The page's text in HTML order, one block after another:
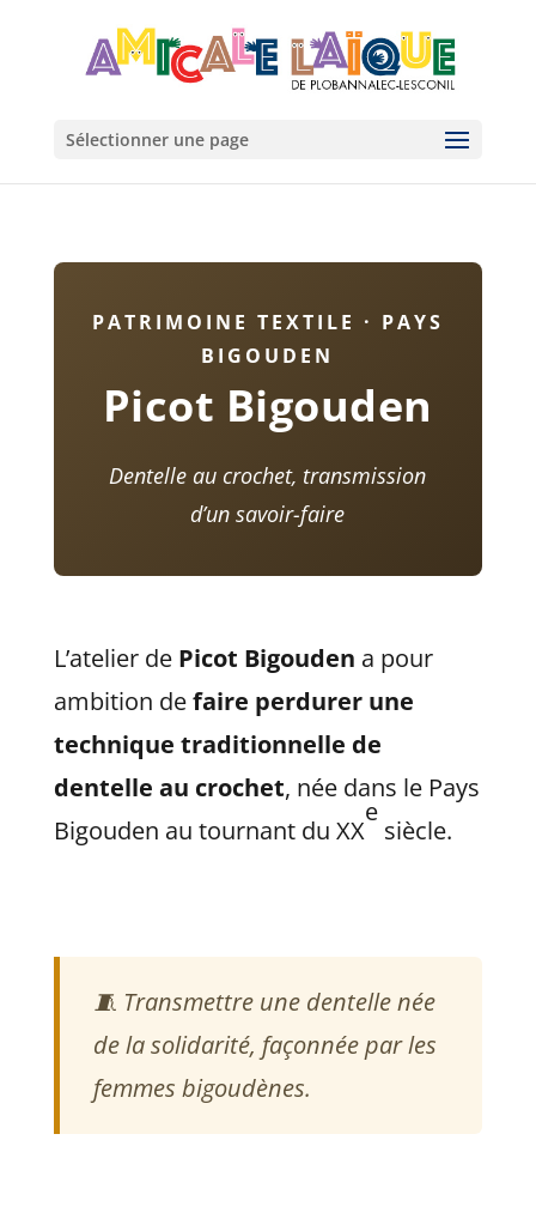
Sélectionner une page
PATRIMOINE TEXTILE · PAYS
BIGOUDEN
Picot Bigouden
Dentelle au crochet, transmission
d’un savoir-faire
L’atelier de Picot Bigouden a pour
ambition defaire perdurer une
technique traditionnelle de
dentelle au crochet, née dans le Pays
Bigouden au tournant du XX
e
siècle.
🧵 Transmettre une dentelle née
de la solidarité, façonnée par les
femmes bigoudènes.